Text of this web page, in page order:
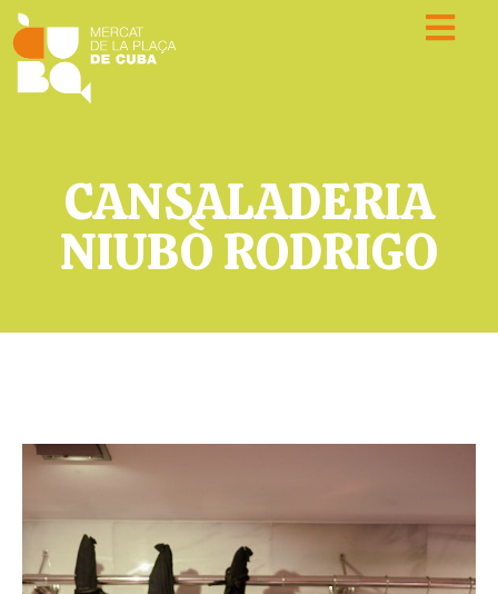
CANSALADERIA
NIUBÒ RODRIGO